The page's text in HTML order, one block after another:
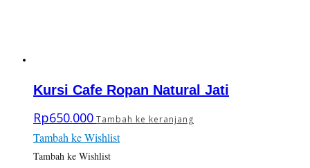
Kursi Cafe Ropan Natural Jati
Rp650.000 Tambah ke keranjang
Tambah ke Wishlist
Tambah ke Wishlist